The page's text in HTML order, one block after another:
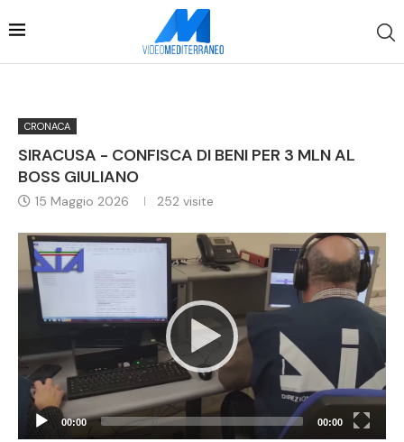
CRONACA
SIRACUSA - CONFISCA DI BENI PER 3 MLN AL
BOSS GIULIANO
15 Maggio 2026 252 visite
Video
Player
00:00 00:00